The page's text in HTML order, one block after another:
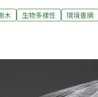
為紫葳科的遠系早就具有
性繁衍而已。縱觀全世界
化為類似果翅的構造，讓它
之後花及花萼持續長大最後
上最小的附生蘭花種子，透
木 生物多樣性 環境書摘